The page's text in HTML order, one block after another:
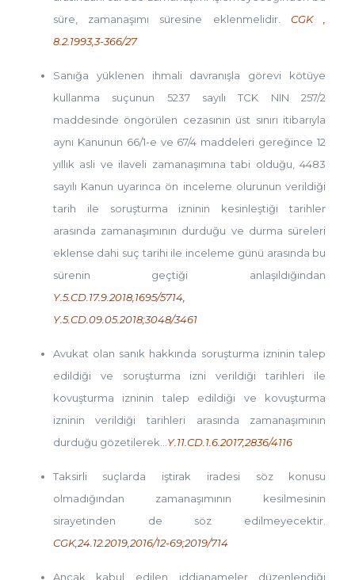
süre, zamanaşımı süresine eklenmelidir. CGK ,
8.2.1993,3-366/27
Sanığa yüklenen ihmali davranışla görevi kötüye
kullanma suçunun 5237 sayılı TCK NIN 257/2
maddesinde öngörülen cezasının üst sınırı itibarıyla
aynı Kanunun 66/1-e ve 67/4 maddeleri gereğince 12
yıllık asli ve ilaveli zamanaşımına tabi olduğu, 4483
sayılı Kanun uyarınca ön inceleme olurunun verildiği
tarih ile soruşturma izninin kesinleştiği tarihler
arasında zamanaşımının durduğu ve durma süreleri
eklense dahi suç tarihi ile inceleme günü arasında bu
sürenin geçtiği anlaşıldığından
Y.5.CD.17.9.2018,1695/5714,
Y.5.CD.09.05.2018;3048/3461
Avukat olan sanık hakkında soruşturma izninin talep
edildiği ve soruşturma izni verildiği tarihleri ile
kovuşturma izninin talep edildiği ve kovuşturma
izninin verildiği tarihleri arasında zamanaşımının
durduğu gözetilerek…Y.11.CD.1.6.2017,2836/4116
Taksirli suçlarda iştirak iradesi söz konusu
olmadığından zamanaşımının kesilmesinin
sirayetinden de söz edilmeyecektir.
CGK,24.12.2019,2016/12-69;2019/714
Ancak kabul edilen iddianameler düzenlendiği